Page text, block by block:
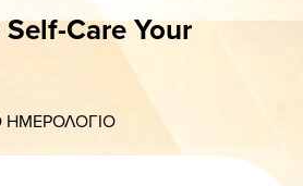
Care Your